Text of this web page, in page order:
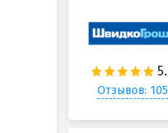
Отзывов: 105